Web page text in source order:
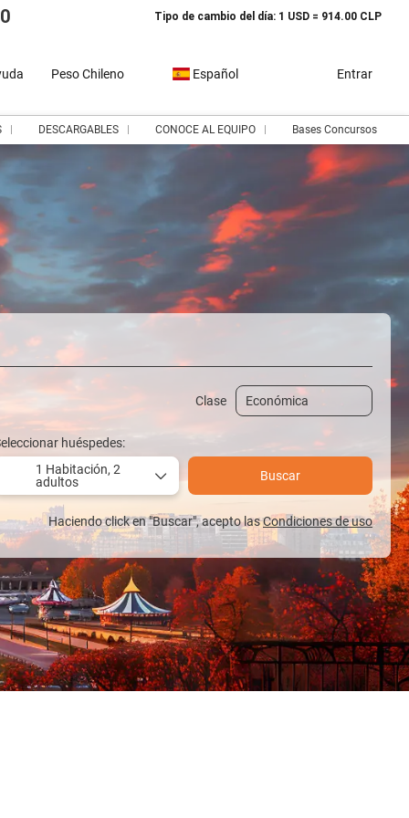
Tipo de cambio del día: 1 USD = 914.00 CLP
Peso Chileno Español Entrar
DESCARGABLES CONOCE AL EQUIPO Bases Concursos
Clase
huéspedes:
1 Habitación,2
adultos
Buscar
Haciendo click en "Buscar", acepto lasCondiciones de uso